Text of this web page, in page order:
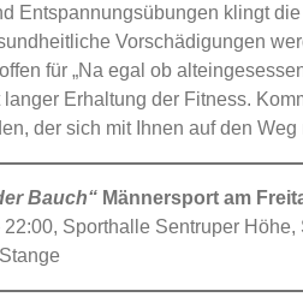
Entspannungsübungen klingt
Vorschädigungen
für „Na egal ob
Erhaltung der Fitness.
der sich mit Ihnen auf den
Bauch“ Männersport am
22:00, Sporthalle Sentruper Höhe,